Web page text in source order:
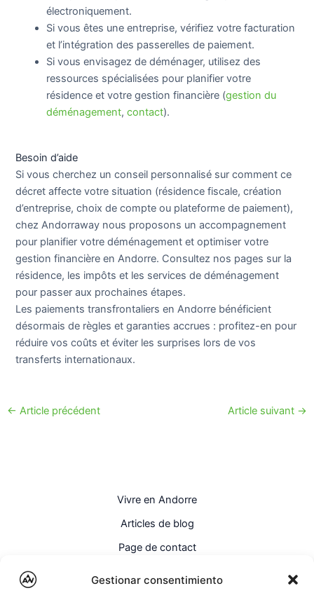
Gestionar consentimiento
électroniquement.
Si vous êtes une entreprise, vérifiez votre facturation
et l’intégration des passerelles de paiement.
Si vous envisagez de déménager, utilisez des
ressources spécialisées pour planifier votre
résidence et votre gestion financière (gestion du
déménagement,contact).
Besoin d’aide
Si vous cherchez un conseil personnalisé sur comment ce
décret affecte votre situation (résidence fiscale, création
d’entreprise, choix de compte ou plateforme de paiement),
chez Andorraway nous proposons un accompagnement
pour planifier votre déménagement et optimiser votre
gestion financière en Andorre. Consultez nos pages sur la
résidence, les impôts et les services de déménagement
pour passer aux prochaines étapes.
Les paiements transfrontaliers en Andorre bénéficient
désormais de règles et garanties accrues : profitez-en pour
réduire vos coûts et éviter les surprises lors de vos
transferts internationaux.
← Article précédent Article suivant →
Vivre en Andorre
Articles de blog
Page de contact